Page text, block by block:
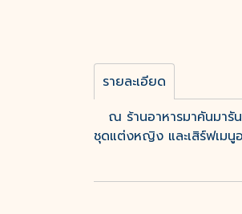
รายละเอียด
ณ ร้านอาหารมาคันมารัน
ชุดแต่งหญิง และเสิร์ฟเมนู